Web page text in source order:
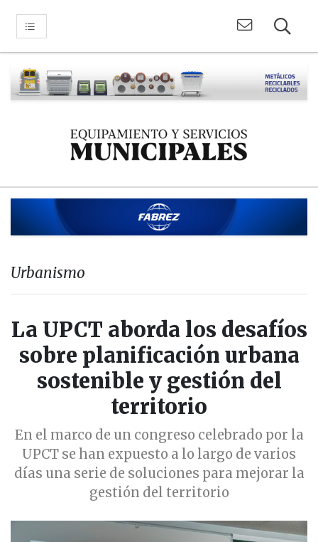
Urbanismo
La UPCT aborda los desafíos
sobre planificación urbana
sostenible y gestión del
territorio
En el marco de un congreso celebrado por la
UPCT se han expuesto a lo largo de varios
días una serie de soluciones para mejorar la
gestión del territorio